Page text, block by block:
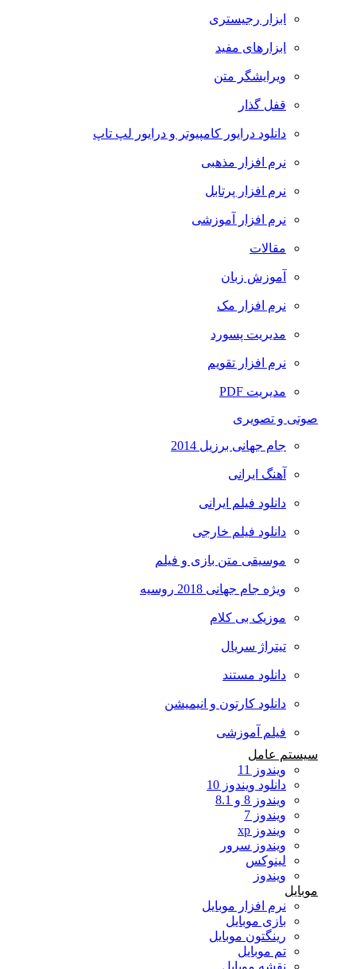
ابزار رجیستری
ابزارهای مفید
ویرایشگر متن
قفل گذار
دانلود درایور کامپیوتر و درایور لپ تاپ
نرم افزار مذهبی
نرم افزار پرتابل
نرم افزار آموزشی
مقالات
آموزش زبان
نرم افزار مک
مدیریت پسورد
نرم افزار تقویم
مدیریت PDF
صوتی و تصویری
جام جهانی برزیل 2014
آهنگ ایرانی
دانلود فیلم ایرانی
دانلود فیلم خارجی
موسیقی متن بازی و فیلم
ویژه جام جهانی 2018 روسیه
موزیک بی کلام
تیتراژ سریال
دانلود مستند
دانلود کارتون و انیمیشن
فیلم آموزشی
سیستم عامل
ویندوز 11
دانلود ویندوز 10
ویندوز 8 و 8.1
ویندوز 7
ویندوز xp
ویندوز سرور
لینوکس
ویندوز
موبایل
نرم افزار موبایل
بازی موبایل
رینگتون موبایل
تم موبایل
نقشه موبایل